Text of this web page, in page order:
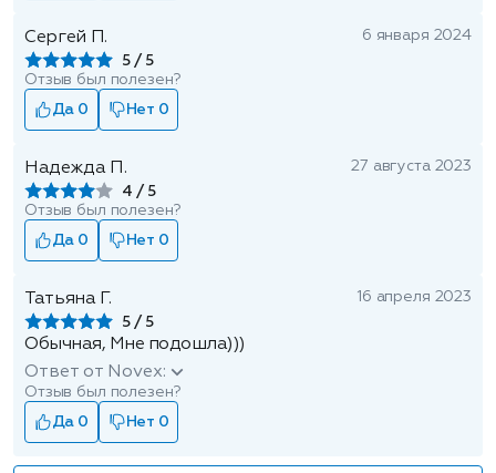
Сергей П.
5
6 января 2024
Отзыв был полезен?
Да 0
Нет 0
Надежда П.
4
27 августа 2023
Отзыв был полезен?
Да 0
Нет 0
Татьяна Г.
5
16 апреля 2023
Обычная, Мне подошла)))
Ответ от Novex:
Отзыв был полезен?
Да 0
Нет 0